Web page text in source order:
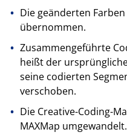
Die geänderten
übernommen.
Zusammengeführte
heißt der
seine codierten
verschoben.
Die Creative-Coding-
MAXMap umgewandelt.